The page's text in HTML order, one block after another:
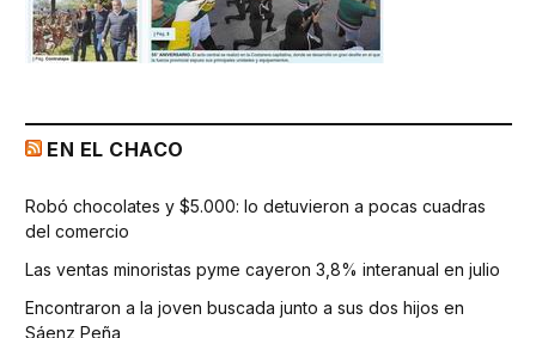
EN EL CHACO
Robó chocolates y $5.000: lo detuvieron a pocas cuadras
del comercio
Las ventas minoristas pyme cayeron 3,8% interanual en julio
Encontraron a la joven buscada junto a sus dos hijos en
Sáenz Peña